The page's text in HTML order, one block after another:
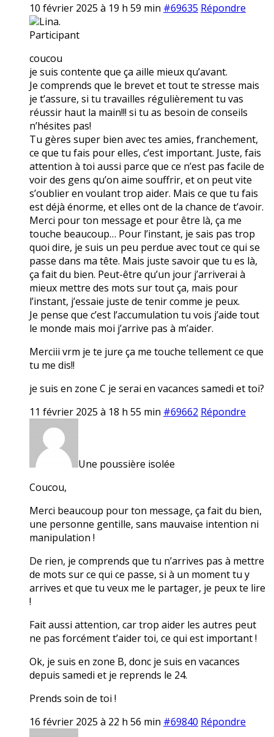
10 février 2025 à 19 h 59 min #69635 Répondre
Lina.
Participant
coucou
je suis contente que ça aille mieux qu’avant.
Je comprends que le brevet et tout te stresse mais
je t’assure, si tu travailles régulièrement tu vas
réussir haut la main!!! si tu as besoin de conseils
n’hésites pas!
Tu gères super bien avec tes amies, franchement,
ce que tu fais pour elles, c’est important. Juste, fais
attention à toi aussi parce que ce n’est pas facile de
voir des gens qu’on aime souffrir, et on peut vite
s’oublier en voulant trop aider. Mais ce que tu fais
est déjà énorme, et elles ont de la chance de t’avoir.
Merci pour ton message et pour être là, ça me
touche beaucoup… Pour l’instant, je sais pas trop
quoi dire, je suis un peu perdue avec tout ce qui se
passe dans ma tête. Mais juste savoir que tu es là,
ça fait du bien. Peut-être qu’un jour j’arriverai à
mieux mettre des mots sur tout ça, mais pour
l’instant, j’essaie juste de tenir comme je peux.
Je pense que c’est l’accumulation tu vois j’aide tout
le monde mais moi j’arrive pas à m’aider.
Merciii vrm je te jure ça me touche tellement ce que
tu me dis!!
je suis en zone C je serai en vacances samedi et toi?
11 février 2025 à 18 h 55 min #69662 Répondre
Une poussière isolée
Coucou,
Merci beaucoup pour ton message, ça fait du bien,
une personne gentille, sans mauvaise intention ni
manipulation !
De rien, je comprends que tu n’arrives pas à mettre
de mots sur ce qui ce passe, si à un moment tu y
arrives et que tu veux me le partager, je peux te lire
!
Fait aussi attention, car trop aider les autres peut
ne pas forcément t’aider toi, ce qui est important !
Ok, je suis en zone B, donc je suis en vacances
depuis samedi et je reprends le 24.
Prends soin de toi !
16 février 2025 à 22 h 56 min #69840 Répondre